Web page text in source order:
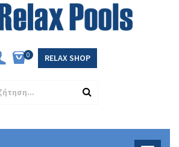
0 RELAX SHOP